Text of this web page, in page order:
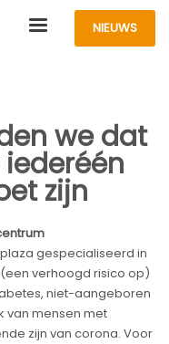
NIEUWS
we dat
zijn
gespecialiseerd in
verhoogd risico op)
niet-aangeboren
van mensen met
zijn van corona. Voor